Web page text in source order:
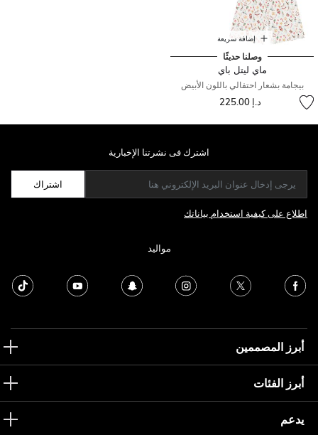
إضافة سريعة
وصلنا حديثًا
ماي ليتل باي
بيجامة بشعار احتفالي باللون الأبيض
د.إ 225.00
اشترك فى نشرتنا الإخبارية
اشتراك
اطلاع على كيفية استخدام بياناتك
مواليد
أبرز المصممين
أبرز الفئات
يدعم